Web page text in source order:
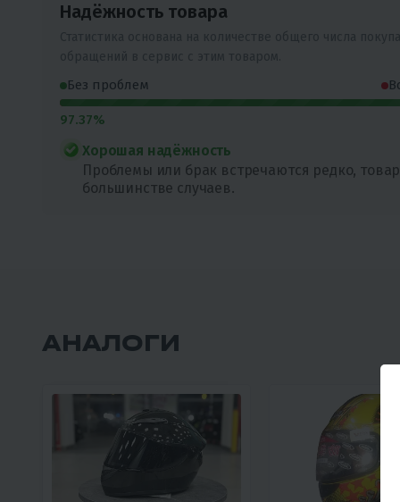
Надёжность товара
Без проблем
97.37%
Хорошая надёжность
Проблемы или брак встречаются редко,
большинстве случаев.
АНАЛОГИ